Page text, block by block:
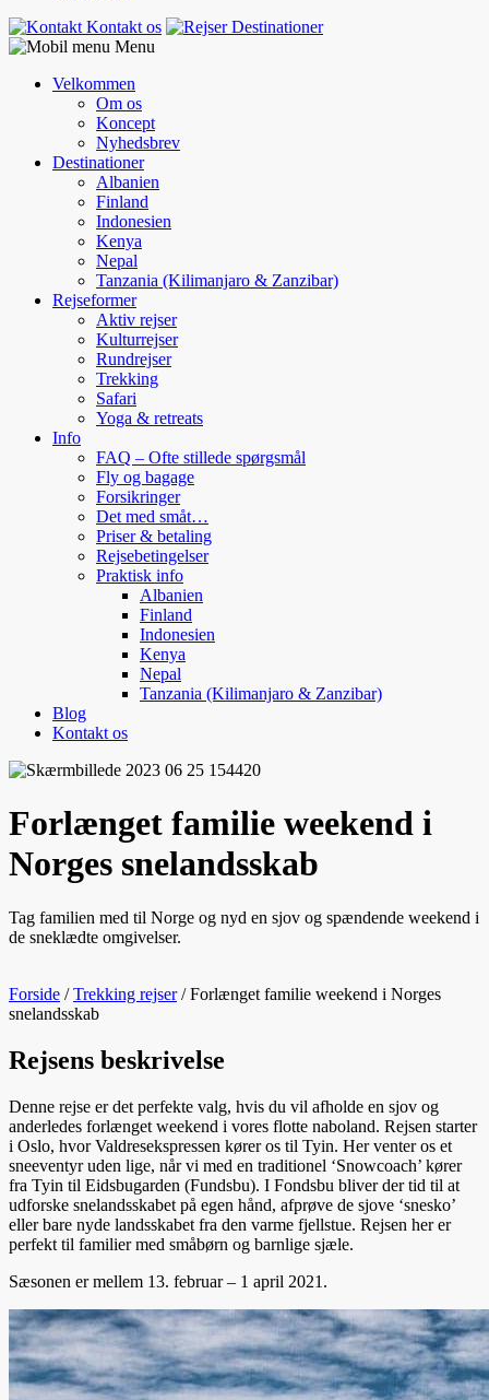
Kontakt os
Destinationer
Menu
Velkommen
Om os
Koncept
Nyhedsbrev
Destinationer
Albanien
Finland
Indonesien
Kenya
Nepal
Tanzania (Kilimanjaro & Zanzibar)
Rejseformer
Aktiv rejser
Kulturrejser
Rundrejser
Trekking
Safari
Yoga & retreats
Info
FAQ – Ofte stillede spørgsmål
Fly og bagage
Forsikringer
Det med småt…
Priser & betaling
Rejsebetingelser
Praktisk info
Albanien
Finland
Indonesien
Kenya
Nepal
Tanzania (Kilimanjaro & Zanzibar)
Blog
Kontakt os
Forlænget familie weekend i
Norges snelandsskab
Tag familien med til Norge og nyd en sjov og spændende weekend i
de sneklædte omgivelser.
Forside /Trekking rejser/Forlænget familie weekend i Norges
snelandsskab
Rejsens beskrivelse
Denne rejse er det perfekte valg, hvis du vil afholde en sjov og
anderledes forlænget weekend i vores flotte naboland. Rejsen starter
i Oslo, hvor Valdresekspressen kører os til Tyin. Her venter os et
sneeventyr uden lige, når vi med en traditionel ‘Snowcoach’ kører
fra Tyin til Eidsbugarden (Fundsbu). I Fondsbu bliver der tid til at
udforske snelandsskabet på egen hånd, afprøve de sjove ‘snesko’
eller bare nyde landsskabet fra den varme fjellstue. Rejsen her er
perfekt til familier med småbørn og barnlige sjæle.
Sæsonen er mellem 13. februar – 1 april 2021.